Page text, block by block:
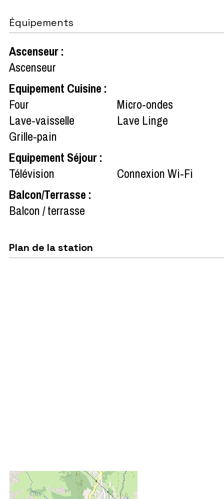
Équipements
Ascenseur:
Ascenseur
Equipement Cuisine :
Four
Micro-ondes
Lave-vaisselle
Lave Linge
Grille-pain
Equipement Séjour:
Télévision
Connexion Wi-Fi
Balcon/Terrasse :
Balcon / terrasse
Plan de la station